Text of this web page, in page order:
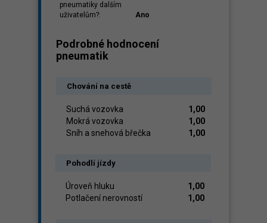
pneumatiky dalším
uživatelům?:
Ano
Podrobné hodnocení
pneumatik
Chování na cestě
Suchá vozovka
1,00
Mokrá vozovka
1,00
Sníh a snehová břečka
1,00
Pohodlí jízdy
Úroveň hluku
1,00
Potlačení nerovností
1,00